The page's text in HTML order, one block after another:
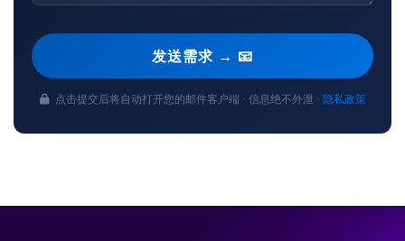
发送需求 → 📧
点击提交后将自动打开您的邮件客户端 · 信息绝不外泄 · 隐私政策